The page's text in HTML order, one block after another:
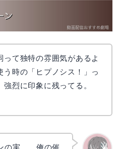
って独特の雰囲気があるよ
う時の「ヒプノシス！」っ
烈に印象に残ってる。
の実……俺の催